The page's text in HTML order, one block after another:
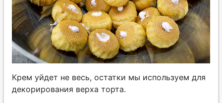
Крем уйдет не весь, остатки мы используем для
декорирования верха торта.